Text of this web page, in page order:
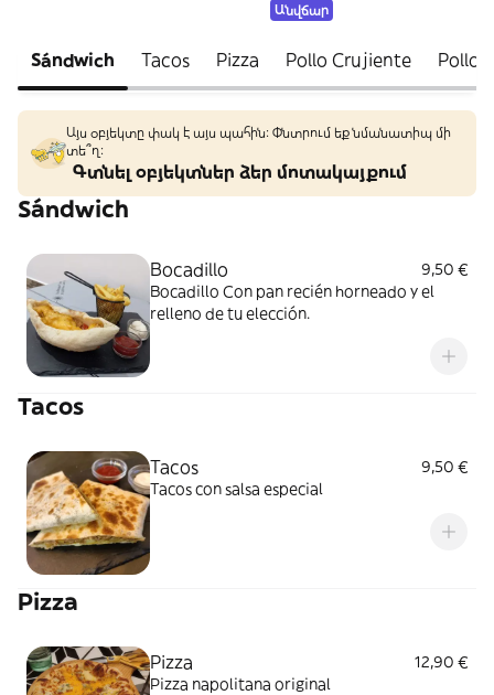
Անվճար
Sándwich Tacos Pizza Pollo Crujiente Pollo
Այս օբյեկտը փակ է այս պահին: Փնտրում եք նմանատիպ մի
տե՞ղ։
Գտնել օբյեկտներ ձեր մոտակայքում
Sándwich
Bocadillo
9,50 €
Bocadillo Con pan recién horneado y el
relleno de tu elección.
Tacos
Tacos
9,50 €
Tacos con salsa especial
Pizza
Pizza
12,90 €
Pizza napolitana original